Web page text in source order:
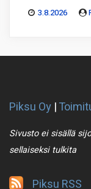
3.8.2026
Piksu Oy |
Sivusto ei sisällä
sellaiseksi tulkita
Piksu RSS